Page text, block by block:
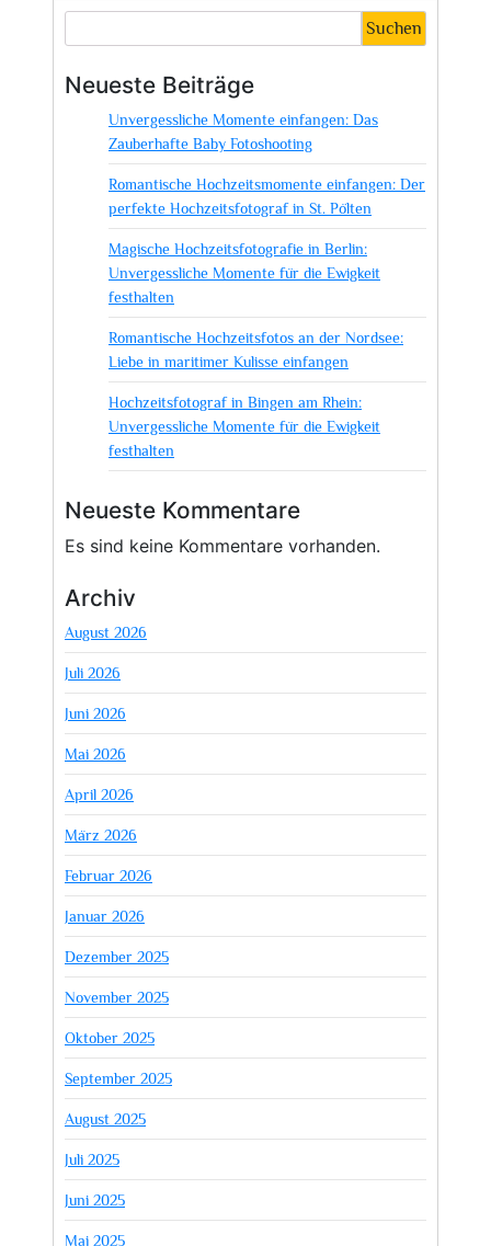
Suchen
Neueste Beiträge
Unvergessliche Momente einfangen: Das
Zauberhafte Baby Fotoshooting
Romantische Hochzeitsmomente einfangen: Der
perfekte Hochzeitsfotograf in St. Pölten
Magische Hochzeitsfotografie in Berlin:
Unvergessliche Momente für die Ewigkeit
festhalten
Romantische Hochzeitsfotos an der Nordsee:
Liebe in maritimer Kulisse einfangen
Hochzeitsfotograf in Bingen am Rhein:
Unvergessliche Momente für die Ewigkeit
festhalten
Neueste Kommentare
Es sind keine Kommentare vorhanden.
Archiv
August 2026
Juli 2026
Juni 2026
Mai 2026
April 2026
März 2026
Februar 2026
Januar 2026
Dezember 2025
November 2025
Oktober 2025
September 2025
August 2025
Juli 2025
Juni 2025
Mai 2025